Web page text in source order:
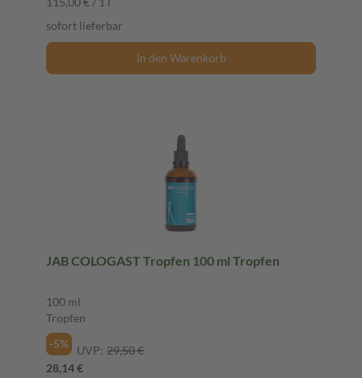
sofort lieferbar
In den Warenkorb
JAB COLOGAST Tropfen 100 ml Tropfen
100 ml
Tropfen
-5%
UVP: 29,50 €
28,14 €